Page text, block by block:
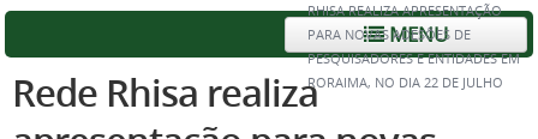
RHISA REALIZA APRESENTAÇÃO
PARA NOVAS ADESÕES DE
PESQUISADORES E ENTIDADES EM
RORAIMA, NO DIA 22 DE JULHO
MENU
Rede Rhisa realiza